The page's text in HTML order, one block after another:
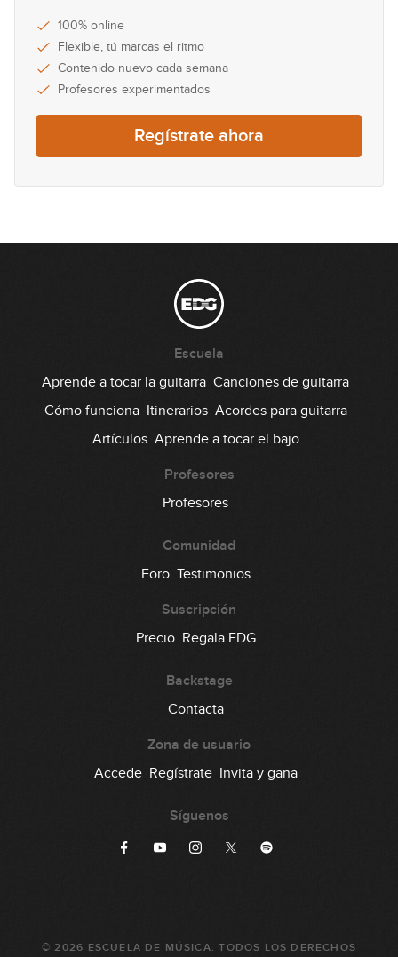
11
00:41
12
00:33
Lick #14 Rock
00:37
Lick #16 Rock
Lick #17 Rock
00:34
Lick #19 Rock
Lick #20 Blues
Lick #21 Fusion
23
100% online
Flexible, tú marcas el ritmo
Contenido nuevo cada semana
Profesores experimentados
Regístrate ahora
Escuela
Aprende a tocar la guitarra Canciones de guitarra
Cómo funciona Itinerarios Acordes para guitarra
Artículos Aprende a tocar el bajo
Profesores
Profesores
Comunidad
Foro Testimonios
Suscripción
Precio Regala EDG
Backstage
Contacta
Zona de usuario
Accede Regístrate Invita y gana
Síguenos
©2026 ESCUELA DE MÚSICA. TODOS LOS DERECHOS